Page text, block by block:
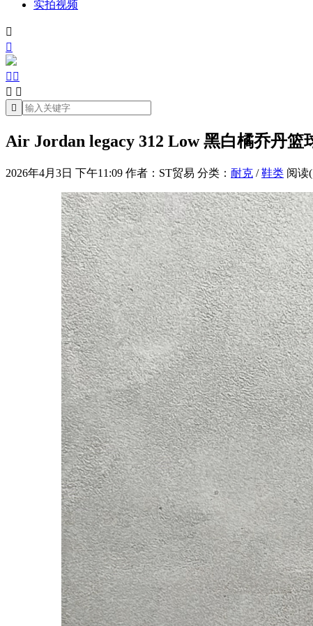
实拍视频


 
 

Air Jordan legacy 312 Low 黑白橘乔丹篮
2026年4月3日 下午11:09 作者：ST贸易 分类： 耐克 /鞋类 阅读